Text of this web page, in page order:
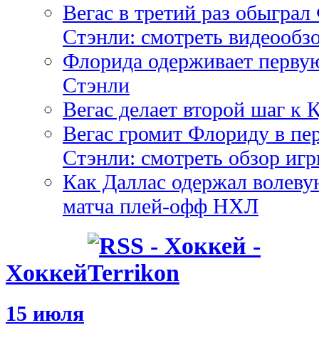
Вегас в третий раз
Стэнли: смотреть
Флорида одерживает
Стэнли
Вегас делает второй шаг к
Вегас громит Флориду в
Стэнли: смотреть обзор
Как Даллас одержал
матча плей-офф НХЛ
Хоккей
15 июля